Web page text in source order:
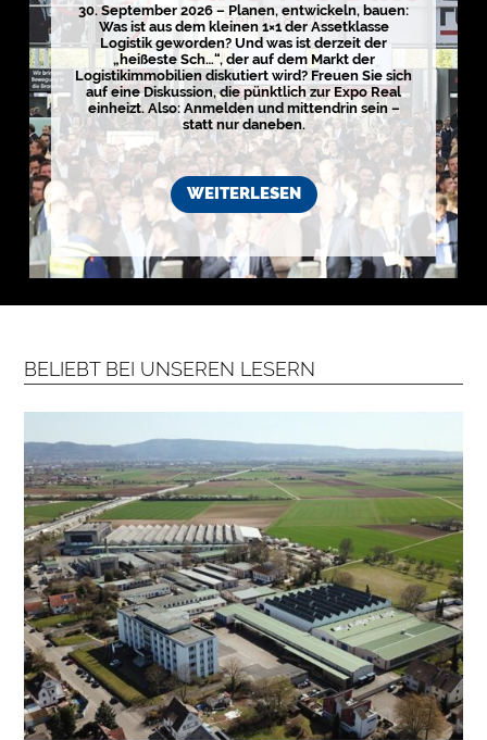
o
s
t
e
n
l
o
e
N
e
w
s
l
e
t
e
t
a
b
o
n
e
n
30. September 2026 – Planen, entwickeln, bauen:
Was ist aus dem kleinen 1×1 der Assetklasse
Logistik geworden? Und was ist derzeit der
„heißeste Sch…“, der auf dem Markt der
Logistikimmobilien diskutiert wird? Freuen Sie sich
auf eine Diskussion, die pünktlich zur Expo Real
einheizt. Also: Anmelden und mittendrin sein –
statt nur daneben.
WEITERLESEN
BELIEBT BEI UNSEREN LESERN